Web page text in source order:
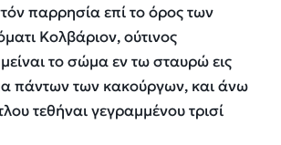
παρρησία επί το όρος των
Κολβάριον, ούτινος
το σώμα εν τω σταυρώ εις
πάντων των κακούργων, και άνω
τεθήναι γεγραμμένου τρισί